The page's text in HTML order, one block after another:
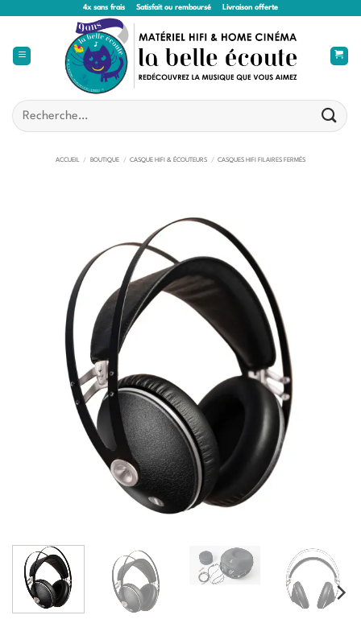
4x sans frais Satisfait ou remboursé Livraison offerte
Recherche
pour :
ACCUEIL / BOUTIQUE / CASQUE HIFI & ÉCOUTEURS / CASQUES HIFI FILAIRES FERMÉS